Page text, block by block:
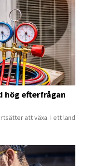
hög efterfrågan
att växa. I ett land